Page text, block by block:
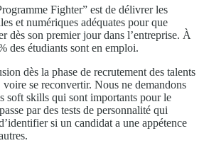
Fighter” est de délivrer les
et numériques adéquates pour que
dès son premier jour dans l’entreprise. À
des étudiants sont en emploi.
dès la phase de recrutement des talents
se reconvertir. Nous ne demandons
soft skills qui sont importants pour le
par des tests de personnalité qui
si un candidat a une appétence